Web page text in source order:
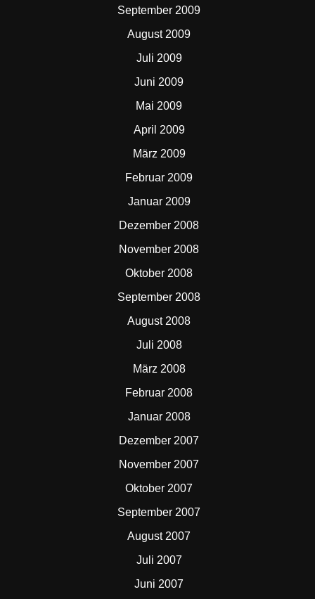
September 2009
August 2009
Juli 2009
Juni 2009
Mai 2009
April 2009
März 2009
Februar 2009
Januar 2009
Dezember 2008
November 2008
Oktober 2008
September 2008
August 2008
Juli 2008
März 2008
Februar 2008
Januar 2008
Dezember 2007
November 2007
Oktober 2007
September 2007
August 2007
Juli 2007
Juni 2007